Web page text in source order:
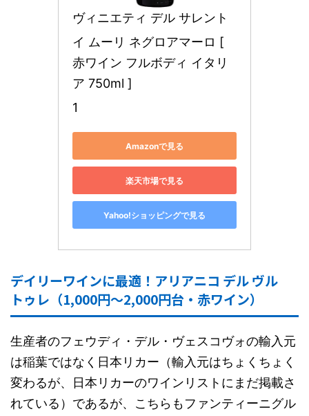
ヴィニエティ デル サレント
イ ムーリ ネグロアマーロ [
赤ワイン フルボディ イタリ
ア 750ml ]
1
Amazonで見る
楽天市場で見る
Yahoo!ショッピングで見る
デイリーワインに最適！アリアニコ デル ヴル
トゥレ（1,000円～2,000円台・赤ワイン）
生産者のフェウディ・デル・ヴェスコヴォの輸入元
は稲葉ではなく日本リカー（輸入元はちょくちょく
変わるが、日本リカーのワインリストにまだ掲載さ
れている）であるが、こちらもファンティーニグル